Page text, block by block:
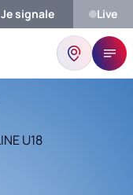
Je signale Live